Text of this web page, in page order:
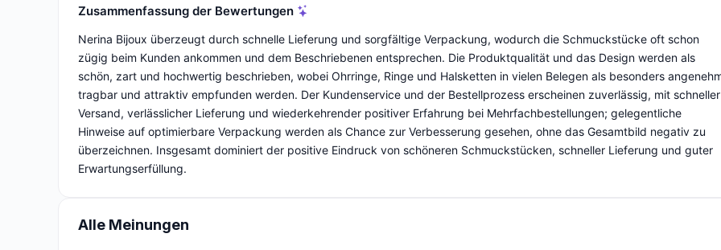
Zusammenfassung der Bewertungen
Nerina Bijoux überzeugt durch schnelle Lieferung und sorgfältige Verpackung, wodurch die Schmuckstücke oft schon
zügig beim Kunden ankommen und dem Beschriebenen entsprechen. Die Produktqualität und das Design werden als
schön, zart und hochwertig beschrieben, wobei Ohrringe, Ringe und Halsketten in vielen Belegen als besonders
tragbar und attraktiv empfunden werden. Der Kundenservice und der Bestellprozess erscheinen zuverlässig, mit schneller
Versand, verlässlicher Lieferung und wiederkehrender positiver Erfahrung bei Mehrfachbestellungen; gelegentliche
Hinweise auf optimierbare Verpackung werden als Chance zur Verbesserung gesehen, ohne das Gesamtbild negativ zu
überzeichnen. Insgesamt dominiert der positive Eindruck von schöneren Schmuckstücken, schneller Lieferung und guter
Erwartungserfüllung.
Alle Meinungen